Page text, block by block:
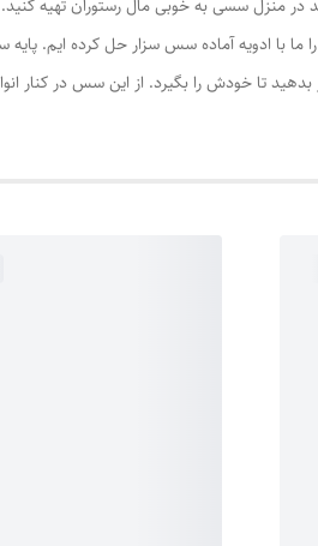
در منزل سسی به خوبی مال رستوران تهیه کنید.
با ادویه آماده سس سزار حل کرده ایم.
تا خودش را بگیرد. از این سس در کنار